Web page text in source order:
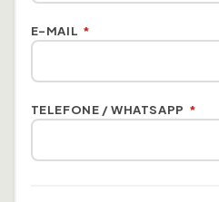
E-MAIL *
TELEFONE / WHATSAPP *